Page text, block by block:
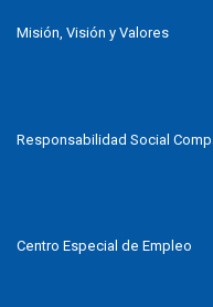
Misión, Visión y Valores
Responsabilidad Social
Centro Especial de Empleo